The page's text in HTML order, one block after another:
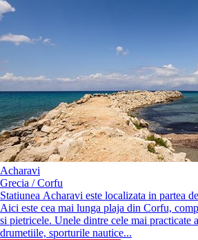
Acharavi
Grecia / Corfu
Statiunea Acharavi este localizata in partea
Aici este cea mai lunga plaja din Corfu,
si pietricele. Unele dintre cele mai practicate
drumetiile, sporturile nautice...